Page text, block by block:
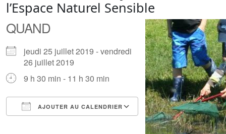
l’Espace Naturel Sensible
QUAND
jeudi 25 juillet 2019 - vendredi
26 juillet 2019
9 h 30 min - 11 h 30 min
AJOUTER AU CALENDRIER
Outlook Live